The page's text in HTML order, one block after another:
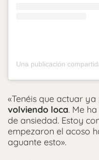
«Tenéis que actuar
volviendo loca. Me
de ansiedad. Estoy
empezaron el acoso
aguante esto».